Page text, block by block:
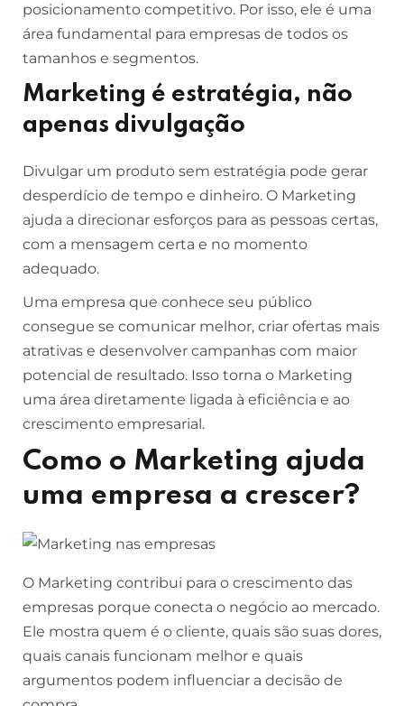
posicionamento competitivo. Por isso, ele é uma
área fundamental para empresas de todos os
tamanhos e segmentos.
Marketing é estratégia, não
apenas divulgação
Divulgar um produto sem estratégia pode gerar
desperdício de tempo e dinheiro. O Marketing
ajuda a direcionar esforços para as pessoas certas,
com a mensagem certa e no momento
adequado.
Uma empresa que conhece seu público
consegue se comunicar melhor, criar ofertas mais
atrativas e desenvolver campanhas com maior
potencial de resultado. Isso torna o Marketing
uma área diretamente ligada à eficiência e ao
crescimento empresarial.
Como o Marketing ajuda
uma empresa a crescer?
O Marketing contribui para o crescimento das
empresas porque conecta o negócio ao mercado.
Ele mostra quem é o cliente, quais são suas dores,
quais canais funcionam melhor e quais
argumentos podem influenciar a decisão de